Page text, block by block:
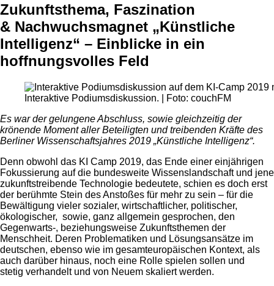
Zukunftsthema, Faszination
& Nachwuchsmagnet „Künstliche
Intelligenz“ – Einblicke in ein
hoffnungsvolles Feld
Interaktive Podiumsdiskussion. | Foto: couchFM
Es war der gelungene Abschluss, sowie gleichzeitig der
krönende Moment aller Beteiligten und treibenden Kräfte des
Berliner Wissenschaftsjahres 2019 „Künstliche Intelligenz“.
Denn obwohl das KI Camp 2019, das Ende einer einjährigen
Fokussierung auf die bundesweite Wissenslandschaft und jene
zukunftstreibende Technologie bedeutete, schien es doch erst
der berühmte Stein des Anstoßes für mehr zu sein – für die
Bewältigung vieler sozialer, wirtschaftlicher, politischer,
ökologischer, sowie, ganz allgemein gesprochen, den
Gegenwarts-, beziehungsweise Zukunftsthemen der
Menschheit. Deren Problematiken und Lösungsansätze im
deutschen, ebenso wie im gesamteuropäischen Kontext, als
auch darüber hinaus, noch eine Rolle spielen sollen und
stetig verhandelt und von Neuem skaliert werden.